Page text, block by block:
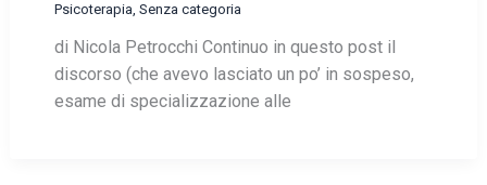
Psicoterapia, Senza categoria
di Nicola Petrocchi Continuo in questo post il
discorso (che avevo lasciato un po’ in sospeso,
esame di specializzazione alle